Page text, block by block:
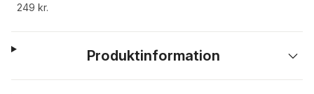
249 kr.
Produktinformation